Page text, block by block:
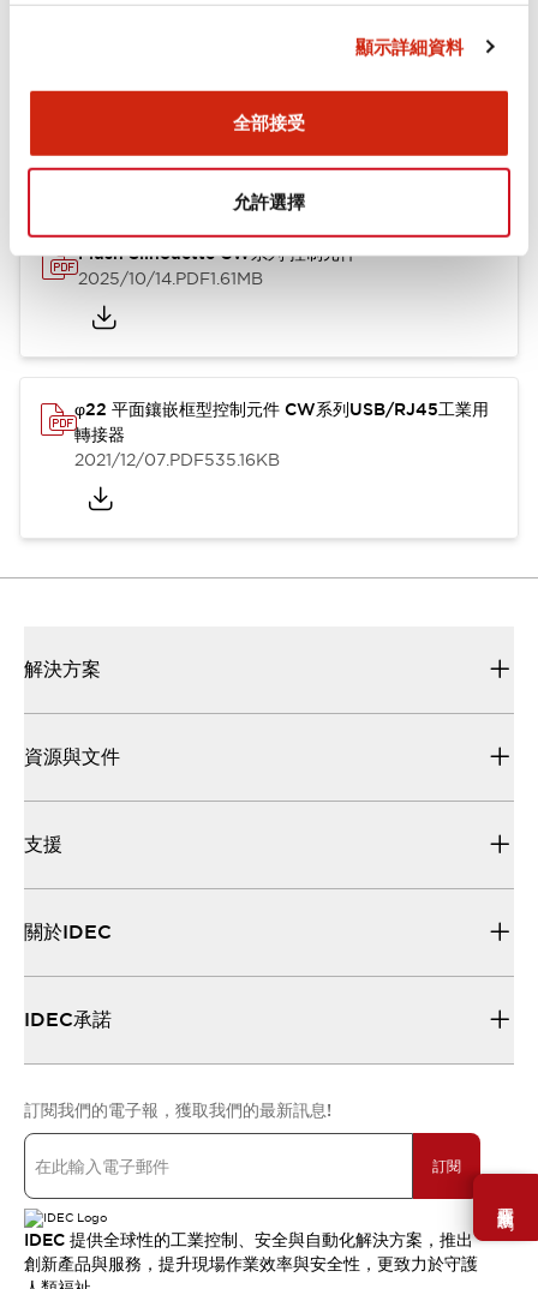
顯示詳細資料
全部接受
允許選擇
需要幫助嗎？
型錄和宣傳手冊 CAD檔 認證與標準
Flush Silhouette CW系列 控制元件
2025/10/14.PDF1.61MB
φ22 平面鑲嵌框型控制元件 CW系列USB/RJ45工業用
轉接器
2021/12/07.PDF535.16KB
解決方案
資源與文件
支援
關於IDEC
IDEC承諾
訂閱我們的電子報，獲取我們的最新訊息!
訂閱
IDEC 提供全球性的工業控制、安全與自動化解決方案，推出
創新產品與服務，提升現場作業效率與安全性，更致力於守護